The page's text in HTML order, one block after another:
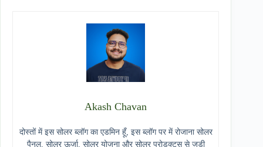
Akash Chavan
दोस्तों में इस सोलर ब्लॉग का एडमिन हूँ, इस ब्लॉग पर में रोजाना सोलर
पैनल, सोलर ऊर्जा, सोलर योजना और सोलर प्रोडक्ट्स से जुडी